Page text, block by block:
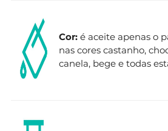
Cor: é aceite apenas o
nas cores castanho,
canela, bege e todas